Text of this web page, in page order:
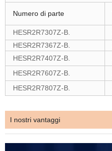
Numero di parte
HESR2R7307Z-B.
HESR2R7367Z-B.
HESR2R7407Z-B.
HESR2R7607Z-B.
HESR2R7807Z-B.
I nostri vantaggi